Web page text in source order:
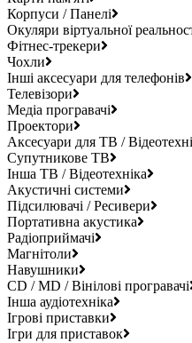
Корпуси / Панелі
Окуляри віртуальної
Фітнес-трекери
Чохли
Інші аксесуари для телефонів
Телевізори
Медіа програвачі
Проектори
Аксесуари для ТВ /
Супутникове ТВ
Інша ТВ / Відеотехніка
Акустичні системи
Підсилювачі / Ресивери
Портативна акустика
Радіоприймачі
Магнітоли
Навушники
CD / MD / Вінілові програвачі
Інша аудіотехніка
Ігрові приставки
Ігри для приставок